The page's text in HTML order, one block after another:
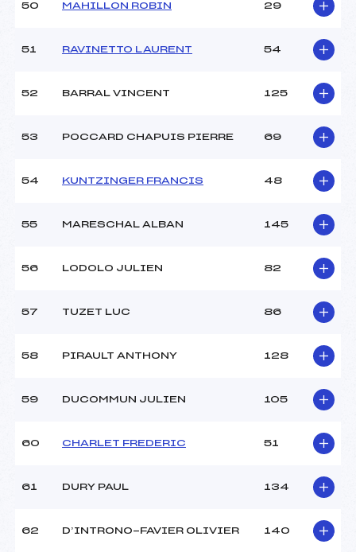
50 MAHILLON ROBIN 29
51 RAVINETTO LAURENT 54
52 BARRAL VINCENT 125
53 POCCARD CHAPUIS PIERRE 69
54 KUNTZINGER FRANCIS 48
55 MARESCHAL ALBAN 145
56 LODOLO JULIEN 82
57 TUZET LUC 86
58 PIRAULT ANTHONY 128
59 DUCOMMUN JULIEN 105
60 CHARLET FREDERIC 51
61 DURY PAUL 134
62 D’INTRONO-FAVIER OLIVIER 140